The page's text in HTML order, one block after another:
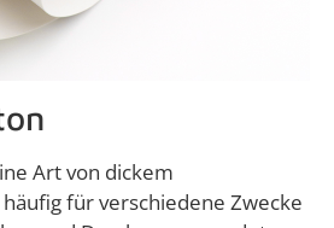
Art von dickem
für verschiedene Zwecke